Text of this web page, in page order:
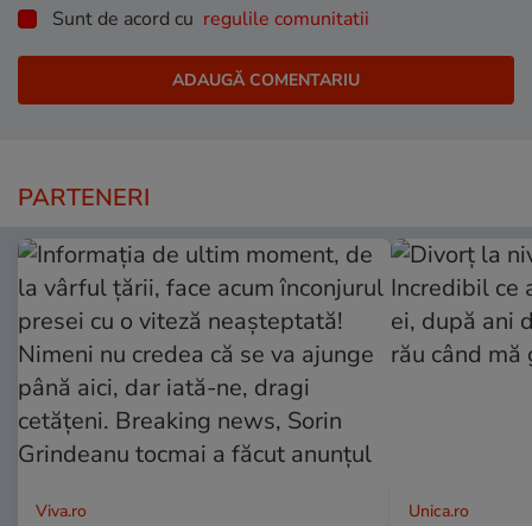
Sunt de acord cu regulile comunitatii
PARTENERI
Viva.ro Unica.ro